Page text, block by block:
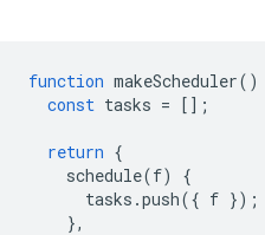
function makeScheduler()
const tasks = [];
return {
schedule(f)
{
tasks .push({ f });
},